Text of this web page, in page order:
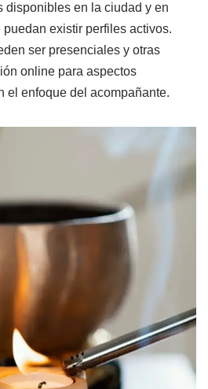
disponibles en la ciudad y en
existir perfiles activos.
ser presenciales y otras
online para aspectos
el enfoque del acompañante.